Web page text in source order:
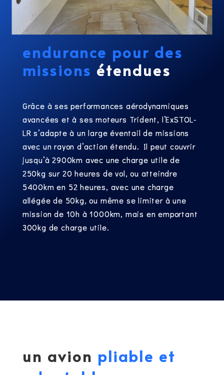
endurance pour des
missions étendues
Grâce à ses performances aérodynamiques
avancées et à ses moteurs Trident, l’ExSTOL-
LR s’adapte à un large éventail de missions
avec un rayon d’action étendu. Il peut couvrir
jusqu’à 2900km avec une charge utile de
250kg sur 20 heures de vol, ou atteindre
5400km en 52 heures, avec une charge
allégée de 50kg, ou même se limiter à une
mission de 10h à 1000km, mais en emportant
300kg de charge utile.
un avion pliable et